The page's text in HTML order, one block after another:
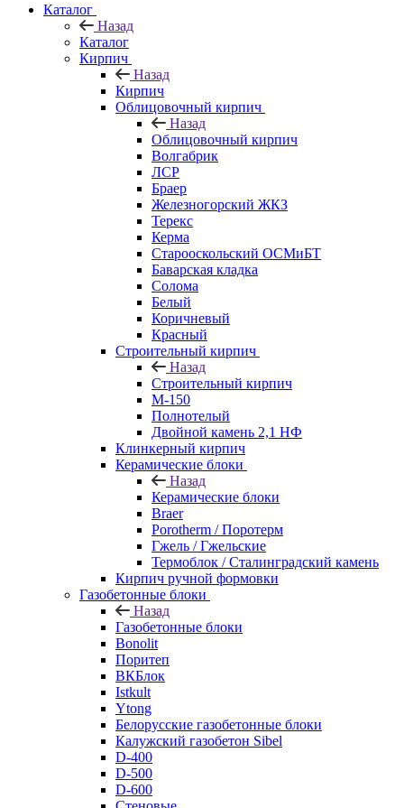
Каталог
Назад
Каталог
Кирпич
Назад
Кирпич
Облицовочный кирпич
Назад
Облицовочный кирпич
Волгабрик
ЛСР
Браер
Железногорский ЖКЗ
Терекс
Керма
Старооскольский ОСМиБТ
Баварская кладка
Солома
Белый
Коричневый
Красный
Строительный кирпич
Назад
Строительный кирпич
М-150
Полнотелый
Двойной камень 2,1 НФ
Клинкерный кирпич
Керамические блоки
Назад
Керамические блоки
Braer
Porotherm / Поротерм
Гжель / Гжельские
Термоблок / Сталинградский камень
Кирпич ручной формовки
Газобетонные блоки
Назад
Газобетонные блоки
Bonolit
Поритеп
ВКБлок
Istkult
Ytong
Белорусские газобетонные блоки
Калужский газобетон Sibel
D-400
D-500
D-600